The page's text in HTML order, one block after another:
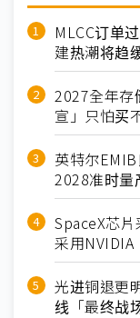
MLCC订单
建热潮将趋
2027全年
宣」只怕买
英特尔
2028准时量
SpaceX芯
采用NVIDIA
光进铜退更
线「最终战